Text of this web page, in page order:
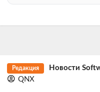
Редакция Новости
QNX